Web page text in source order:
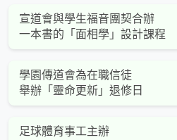
宣道會與學生福音團契合辦
一本書的「面相學」設計課程
學園傳道會為在職信徒
舉辦「靈命更新」退修日
足球體育事工主辦